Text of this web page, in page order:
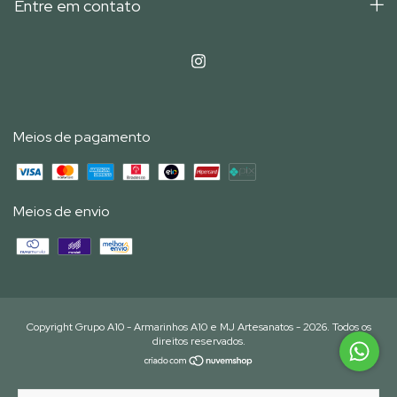
Entre em contato
Meios de pagamento
Meios de envio
Copyright Grupo A10 - Armarinhos A10 e MJ Artesanatos - 2026. Todos os
direitos reservados.